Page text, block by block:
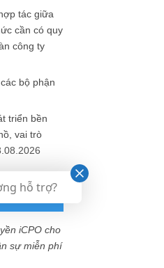
tác giữa
cần có quy
công ty
bộ phận
triển bền
vai trò
Blog
iCPO cho
sự miễn phí
hỗ trợ?